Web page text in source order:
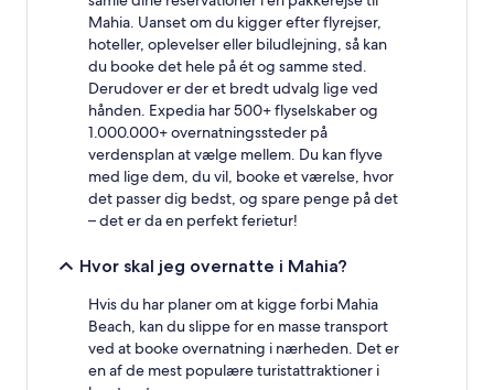
Mahia. Uanset om du kigger efter flyrejser,
hoteller, oplevelser eller biludlejning, så kan
du booke det hele på ét og samme sted.
Derudover er der et bredt udvalg lige ved
hånden. Expedia har 500+ flyselskaber og
1.000.000+ overnatningssteder på
verdensplan at vælge mellem. Du kan flyve
med lige dem, du vil, booke et værelse, hvor
det passer dig bedst, og spare penge på det
– det er da en perfekt ferietur!
Hvor skal jeg overnatte i Mahia?
Hvis du har planer om at kigge forbi Mahia
Beach, kan du slippe for en masse transport
ved at booke overnatning i nærheden. Det er
en af de mest populære turistattraktioner i